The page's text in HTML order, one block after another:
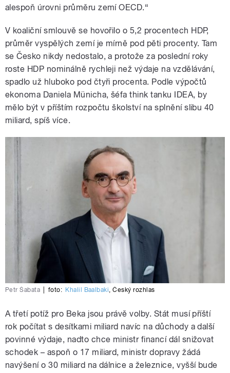
alespoň úrovni průměru zemí OECD.“
V koaliční smlouvě se hovořilo o 5,2 procentech HDP,
průměr vyspělých zemí je mírně pod pěti procenty. Tam
se Česko nikdy nedostalo, a protože za poslední roky
roste HDP nominálně rychleji než výdaje na vzdělávání,
spadlo už hluboko pod čtyři procenta. Podle výpočtů
ekonoma Daniela Münicha, šéfa think tanku IDEA, by
mělo být v příštím rozpočtu školství na splnění slibu 40
miliard, spíš více.
Petr Šabata foto: Khalil Baalbaki,Český rozhlas
A třetí potíž pro Beka jsou právě volby. Stát musí příští
rok počítat s desítkami miliard navíc na důchody a další
povinné výdaje, nadto chce ministr financí dál snižovat
schodek – aspoň o 17 miliard, ministr dopravy žádá
navýšení o 30 miliard na dálnice a železnice, vyšší bude